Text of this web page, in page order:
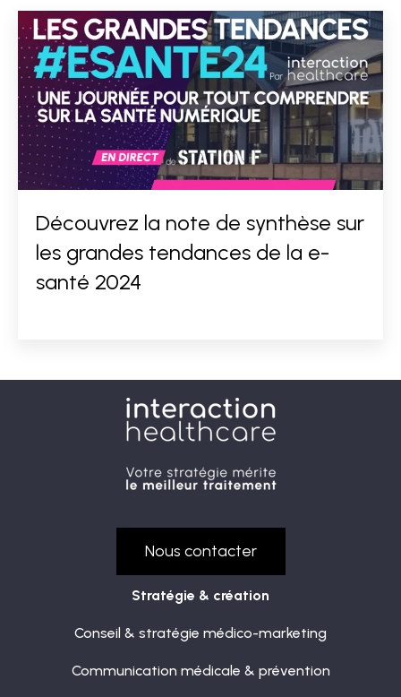
Découvrez la note de synthèse sur
les grandes tendances de la e-
santé 2024
Nous contacter
Stratégie & création
Conseil & stratégie médico-marketing
Communication médicale & prévention